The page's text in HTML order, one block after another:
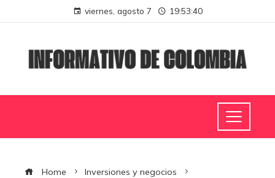
viernes, agosto 7 19:53:41
Home
Inversiones y negocios